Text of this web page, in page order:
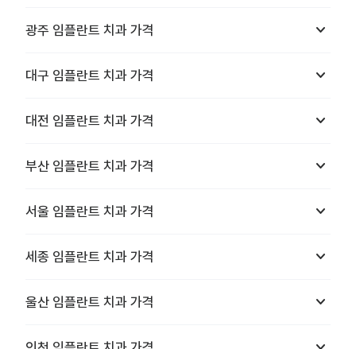
광주 임플란트 치과 가격 keyboard_arrow_down
대구 임플란트 치과 가격 keyboard_arrow_down
대전 임플란트 치과 가격 keyboard_arrow_down
부산 임플란트 치과 가격 keyboard_arrow_down
서울 임플란트 치과 가격 keyboard_arrow_down
세종 임플란트 치과 가격 keyboard_arrow_down
울산 임플란트 치과 가격 keyboard_arrow_down